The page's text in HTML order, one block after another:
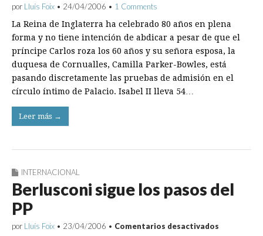
por Lluís Foix • 24/04/2006 • 1 Comments
La Reina de Inglaterra ha celebrado 80 años en plena
forma y no tiene intención de abdicar a pesar de que el
príncipe Carlos roza los 60 años y su señora esposa, la
duquesa de Cornualles, Camilla Parker-Bowles, está
pasando discretamente las pruebas de admisión en el
círculo íntimo de Palacio. Isabel II lleva 54…
Leer más →
INTERNACIONAL
Berlusconi sigue los pasos del
PP
por Lluís Foix • 23/04/2006 • Comentarios desactivados